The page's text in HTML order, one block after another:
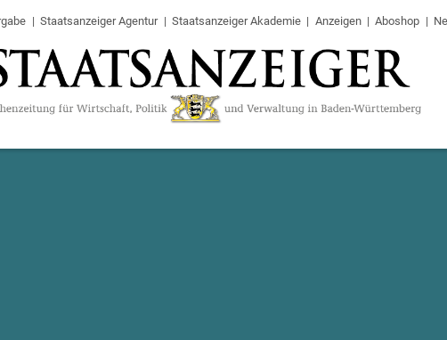
Staatsanzeiger Agentur Staatsanzeiger Akademie Anzeigen Aboshop